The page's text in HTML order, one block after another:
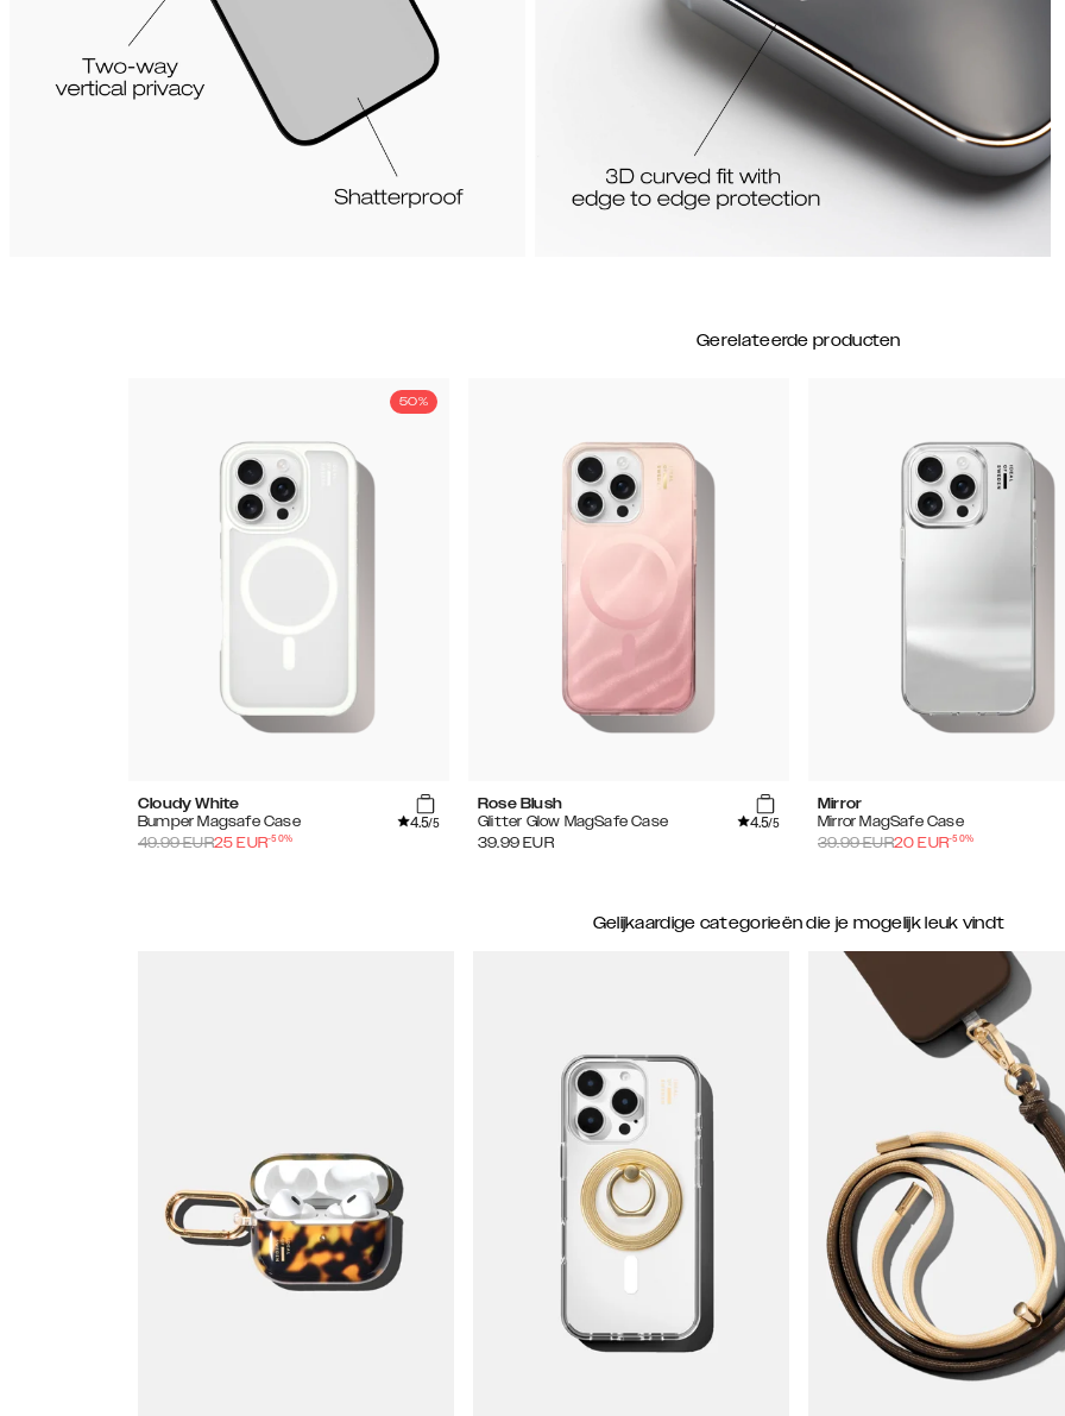
Gerelateerde producten
50%
Cloudy White
Bumper Magsafe Case
4.5/5
49.99EUR25 EUR-50%
Rose Blush
Glitter Glow MagSafe Case
4.5/5
39.99 EUR
Mirror
Mirror MagSafe Case
39.99EUR20 EUR-50%
Gelijkaardige categorieën die je mogelijk leuk vindt